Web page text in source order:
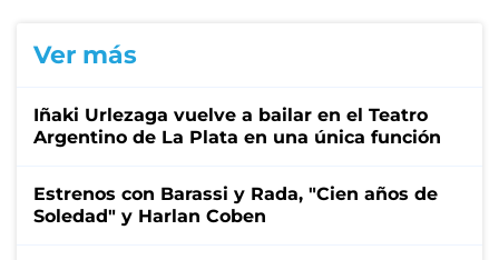
Ver más
Iñaki Urlezaga vuelve a bailar en el Teatro
Argentino de La Plata en una única función
Estrenos con Barassi y Rada, "Cien años de
Soledad" y Harlan Coben